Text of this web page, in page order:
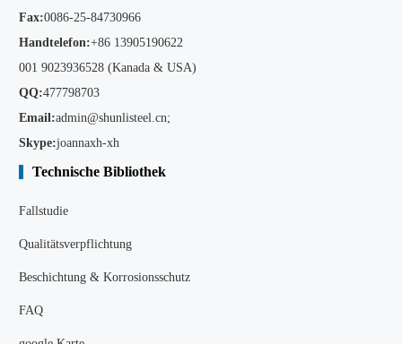
Fax:0086-25-84730966
Handtelefon:+86 13905190622
001 9023936528 (Kanada & USA)
QQ:477798703
Email:admin@shunlisteel.cn;
Skype:joannaxh-xh
Technische Bibliothek
Fallstudie
Qualitätsverpflichtung
Beschichtung & Korrosionsschutz
FAQ